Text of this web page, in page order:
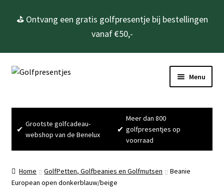
⛳ Ontvang een gratis golfpresentje bij bestellingen
vanaf €50,-
Ga
navigatie
Ga
inhoud
Menu
Golfcadeau’s
Golfbenodigdheden
Gadgets
✔
Grootste golfcadeau-
webshop van de Benelux
✔
Meer dan 800
golfpresentjes op
voorraad
Home GolfPetten, Golfbeanies en Golfmutsen
Beanie
European open donkerblauw/beige